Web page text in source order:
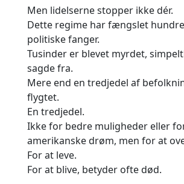
Men lidelserne stopper ikke dér.
Dette regime har fængslet
politiske fanger.
Tusinder er blevet myrdet,
sagde fra.
Mere end en tredjedel af
flygtet.
En tredjedel.
Ikke for bedre muligheder eller
amerikanske drøm, men for at
For at leve.
For at blive, betyder ofte død.